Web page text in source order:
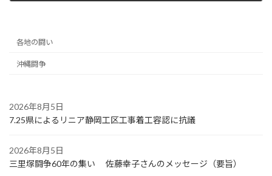
各地の闘い
沖縄闘争
2026年8月5日
7.25県によるリニア静岡工区工事着工容認に抗議
2026年8月5日
三里塚闘争60年の集い 佐藤幸子さんのメッセージ（要旨）